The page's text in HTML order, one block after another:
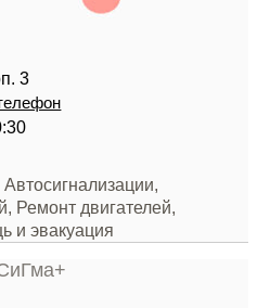
3
Ремонт двигателей,
и эвакуация